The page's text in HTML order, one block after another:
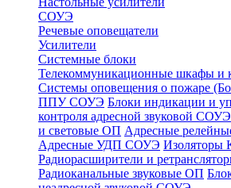
СОУЭ
Речевые оповещатели
Усилители
Системные блоки
Телекоммуникационные шкафы и
Системы оповещения о пожаре
ППУ СОУЭ Блоки индикации и
контроля адресной звуковой СОУЭ
и световые ОП Адресные
Адресные УДП СОУЭ
Радиорасширители и
Радиоканальные звуковые ОП